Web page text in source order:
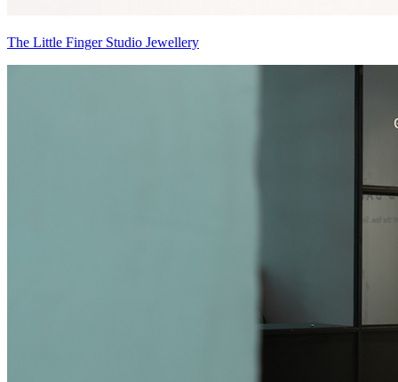
The Little Finger Studio Jewellery